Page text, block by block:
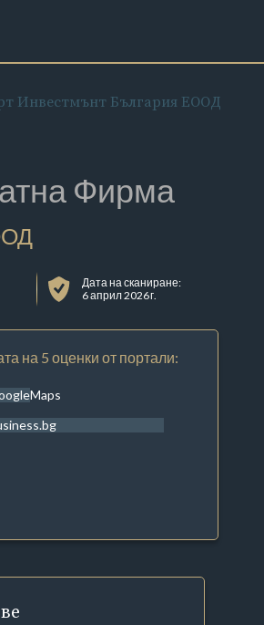
Инвестмънт България ЕООД
Фирма
Дата на сканиране:
6 април 2026 г.
на 5 оценки от портали: